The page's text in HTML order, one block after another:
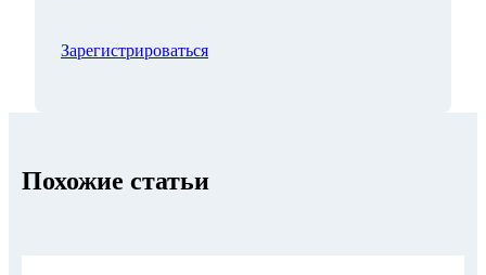
Зарегистрироваться
Похожие статьи